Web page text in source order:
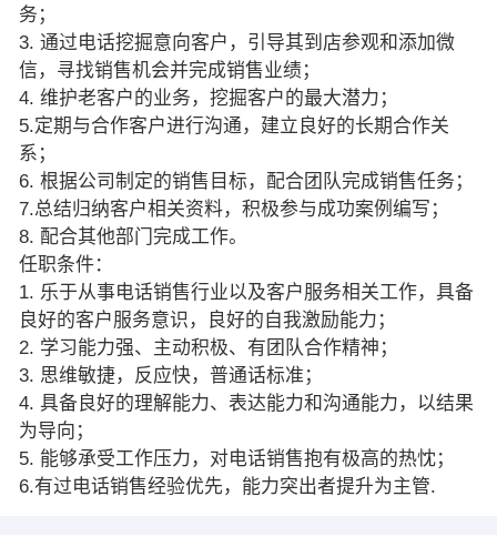
务；
3. 通过电话挖掘意向客户，引导其到店参观和添加微
信，寻找销售机会并完成销售业绩；
4. 维护老客户的业务，挖掘客户的最大潜力；
5.定期与合作客户进行沟通，建立良好的长期合作关
系；
6. 根据公司制定的销售目标，配合团队完成销售任务；
7.总结归纳客户相关资料，积极参与成功案例编写；
8. 配合其他部门完成工作。
任职条件：
1. 乐于从事电话销售行业以及客户服务相关工作，具备
良好的客户服务意识，良好的自我激励能力；
2. 学习能力强、主动积极、有团队合作精神；
3. 思维敏捷，反应快，普通话标准；
4. 具备良好的理解能力、表达能力和沟通能力，以结果
为导向；
5. 能够承受工作压力，对电话销售抱有极高的热忱；
6.有过电话销售经验优先，能力突出者提升为主管.